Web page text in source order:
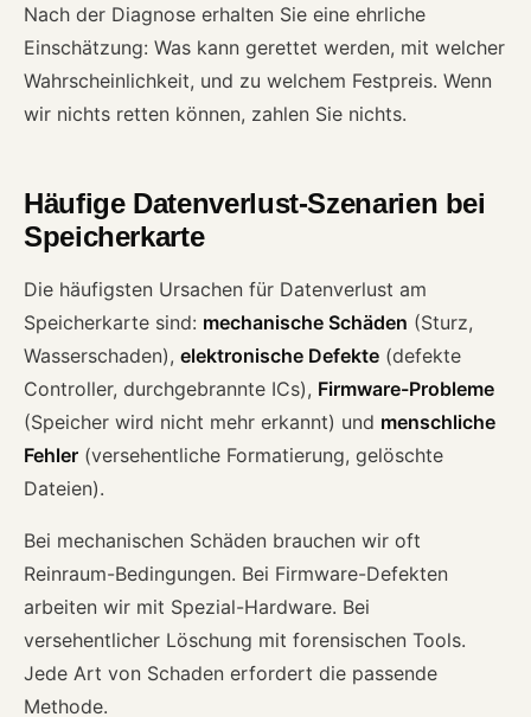
Nach der Diagnose erhalten Sie eine ehrliche
Einschätzung: Was kann gerettet werden, mit welcher
Wahrscheinlichkeit, und zu welchem Festpreis. Wenn
wir nichts retten können, zahlen Sie nichts.
Häufige Datenverlust-Szenarien bei
Speicherkarte
Die häufigsten Ursachen für Datenverlust am
Speicherkarte sind: mechanische Schäden (Sturz,
Wasserschaden), elektronische Defekte (defekte
Controller, durchgebrannte ICs), Firmware-Probleme
(Speicher wird nicht mehr erkannt) und menschliche
Fehler (versehentliche Formatierung, gelöschte
Dateien).
Bei mechanischen Schäden brauchen wir oft
Reinraum-Bedingungen. Bei Firmware-Defekten
arbeiten wir mit Spezial-Hardware. Bei
versehentlicher Löschung mit forensischen Tools.
Jede Art von Schaden erfordert die passende
Methode.